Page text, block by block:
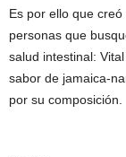
Es por ello que
personas que
salud intestinal:
sabor de jamaica-
por su composición.